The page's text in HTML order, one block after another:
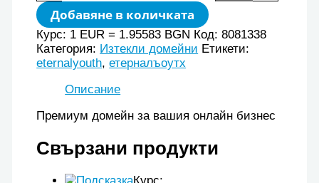
Добавяне в количката
Курс: 1 EUR = 1.95583 BGN Код:8081338
Категория: Изтекли домейни Етикети:
eternalyouth,етерналъоутх
Описание
Премиум домейн за вашия онлайн бизнес
Свързани продукти